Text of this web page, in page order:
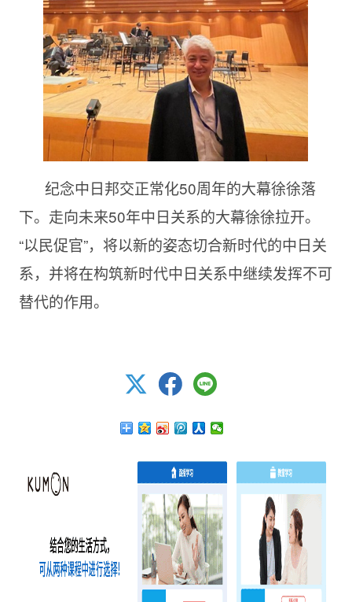
纪念中日邦交正常化50周年的大幕徐徐落
下。走向未来50年中日关系的大幕徐徐拉开。
“以民促官”，将以新的姿态切合新时代的中日关
系，并将在构筑新时代中日关系中继续发挥不可
替代的作用。